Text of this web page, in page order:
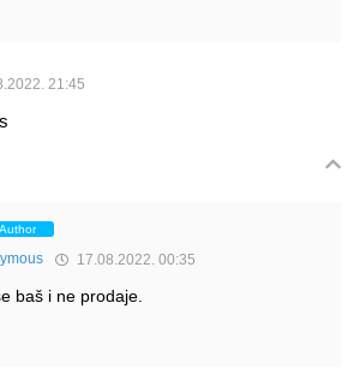
21:45
Author
17.08.2022. 00:35
baš i ne prodaje.